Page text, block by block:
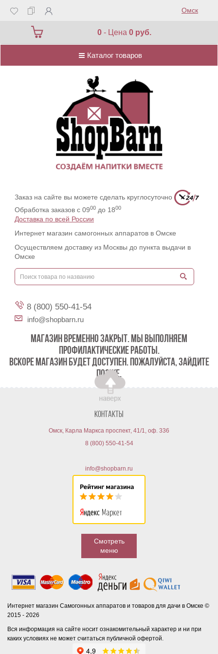
Омск
0 - Цена0 руб.
Каталог товаров
Каталог товаров
Заказ на сайте вы можете сделать круглосуточно
Обработка заказов с 0900 до 1800
Доставка по всей России
Интернет магазин самогонных аппаратов в Омске
Осуществляем доставку из Москвы до пункта выдачи в
Омске
8 (800) 550-41-54
info@shopbarn.ru
МАГАЗИН ВРЕМЕННО ЗАКРЫТ. МЫ ВЫПОЛНЯЕМ
ПРОФИЛАКТИЧЕСКИЕ РАБОТЫ.
ВСКОРЕ МАГАЗИН БУДЕТ ДОСТУПЕН. ПОЖАЛУЙСТА, ЗАЙДИТЕ
ПОЗЖЕ.
Контакты
Омск, Карла Маркса проспект, 41/1, оф. 336
8 (800) 550-41-54
info@shopbarn.ru
Смотреть
меню
Интернет магазин Самогонных аппаратов и товаров для дачи в Омске ©
2015 - 2026
Вся информация на сайте носит ознакомительный характер и ни при
каких условиях не может считаться публичной офертой.